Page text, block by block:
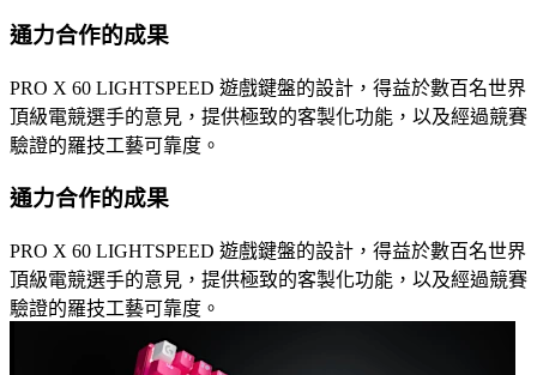
通力合作的成果
PRO X 60 LIGHTSPEED 遊戲鍵盤的設計，得益於數百名世界
頂級電競選手的意見，提供極致的客製化功能，以及經過競賽
驗證的羅技工藝可靠度。
通力合作的成果
PRO X 60 LIGHTSPEED 遊戲鍵盤的設計，得益於數百名世界
頂級電競選手的意見，提供極致的客製化功能，以及經過競賽
驗證的羅技工藝可靠度。